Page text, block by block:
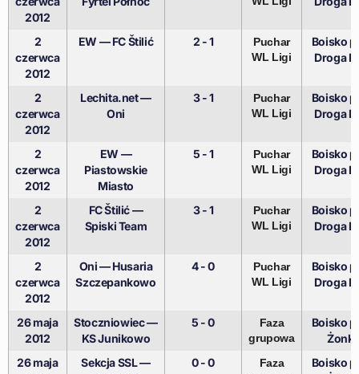
2012
2
czerwca
2012
EW — FC Štilić 2 - 1
Puchar
WL Ligi
Boisko
Droga
2
czerwca
2012
Lechita.net —
Oni
3 - 1
Puchar
WL Ligi
Boisko
Droga
2
czerwca
2012
EW —
Piastowskie
Miasto
5 - 1
Puchar
WL Ligi
Boisko
Droga
2
czerwca
2012
FC Štilić —
Spiski Team
3 - 1
Puchar
WL Ligi
Boisko
Droga
2
czerwca
2012
Oni — Husaria
Szczepankowo
4 - 0
Puchar
WL Ligi
Boisko
Droga
26 maja
2012
Stoczniowiec —
KS Junikowo
5 - 0
Faza
grupowa
Boisko
26 maja
Sekcja SSL —
0 - 0
Faza
Boisko